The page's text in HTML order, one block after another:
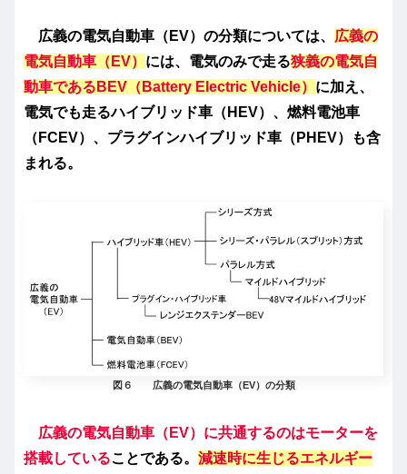
広義の電気自動車（EV）の分類については、 広義の
電気自動車（EV） には、電気のみで走る狭義の電気自
動車であるBEV（Battery Electric Vehicle） に加え、
電気でも走るハイブリッド車（HEV）、燃料電池車
（FCEV）、プラグインハイブリッド車（PHEV）も含
まれる。
図６ 広義の電気自動車（EV）の分類
広義の電気自動車（EV）に共通するのはモーターを
搭載していることである。 減速時に生じるエネルギー